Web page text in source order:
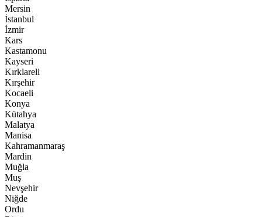
Mersin
İstanbul
İzmir
Kars
Kastamonu
Kayseri
Kırklareli
Kırşehir
Kocaeli
Konya
Kütahya
Malatya
Manisa
Kahramanmaraş
Mardin
Muğla
Muş
Nevşehir
Niğde
Ordu